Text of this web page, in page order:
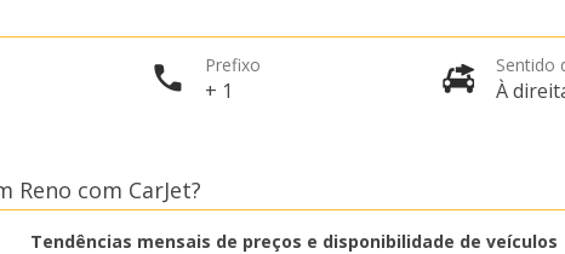
Prefixo
+ 1
Sentido
À
com CarJet?
Tendências mensais de preços e disponibilidade de veículos